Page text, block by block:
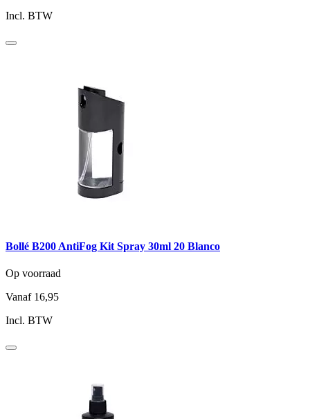
Incl. BTW
Bollé B200 AntiFog Kit Spray 30ml 20 Blanco
Op voorraad
Vanaf 16,95
Incl. BTW